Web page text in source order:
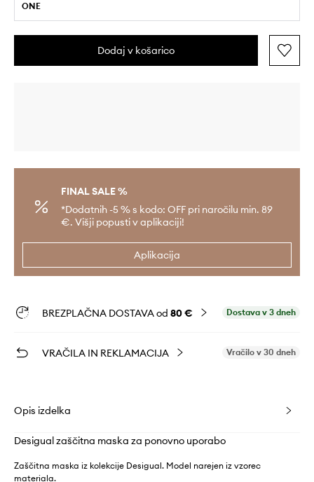
ONE
Dodaj v košarico
FINAL SALE %
*Dodatnih -5 % s kodo: OFF pri naročilu min. 89
€. Višji popusti v aplikaciji!
Aplikacija
BREZPLAČNA DOSTAVA od 80 € Dostava v 3 dneh
VRAČILA IN REKLAMACIJA Vračilo v 30 dneh
Opis izdelka
Desigual zaščitna maska za ponovno uporabo
Zaščitna maska iz kolekcije Desigual. Model narejen iz vzorec
materiala.